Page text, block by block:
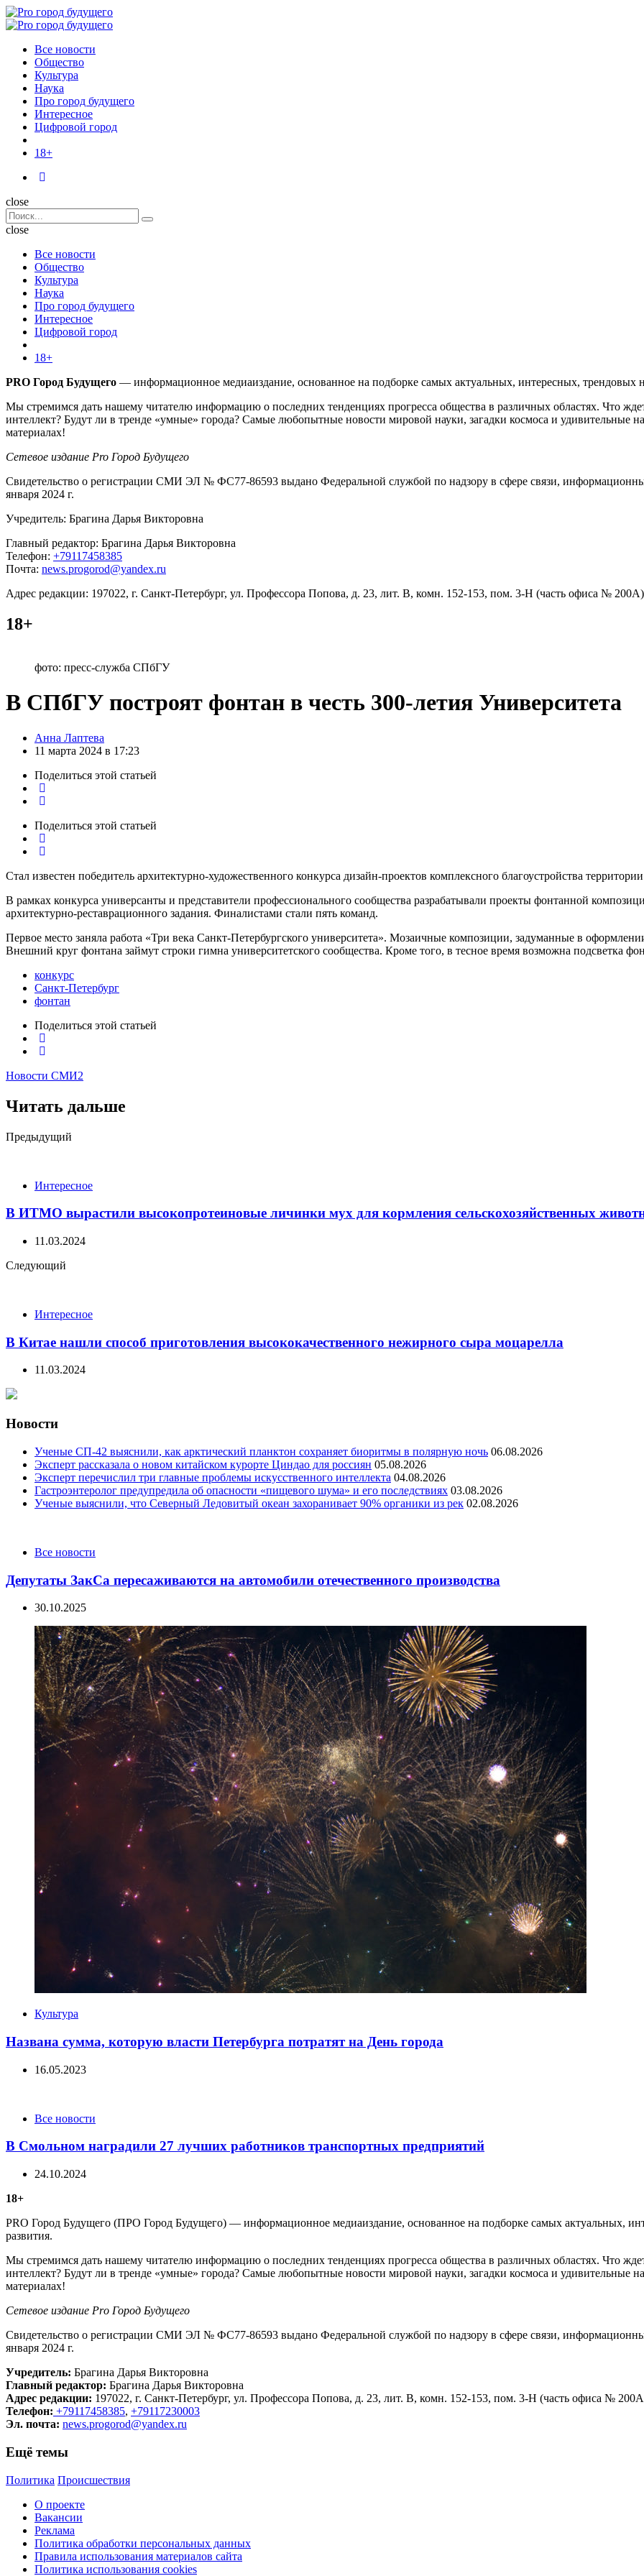
Menu
Поиск
Menu
Pro
Все новости
Общество
Культура
Наука
Про город будущего
Интересное
Цифровой город
18+
Поиск
close
Search
for:
Поиск
close
Все новости
Общество
Культура
Наука
Про город будущего
Интересное
Цифровой город
18+
PRO Город Будущего — информационное медиаиздание, основанное на подборке самых актуальных, интересных, трендовых
Мы стремимся дать нашему читателю информацию о последних тенденциях прогресса общества в различных областях. Что
интеллект? Будут ли в тренде «умные» города? Самые любопытные новости мировой науки, загадки космоса и удивительные
материалах!
Сетевое издание Pro Город Будущего
Свидетельство о регистрации СМИ ЭЛ № ФС77-86593 выдано Федеральной службой по надзору в сфере связи,
января 2024 г.
Учредитель: Брагина Дарья Викторовна
Главный редактор: Брагина Дарья Викторовна
Телефон: +79117458385
Почта: news.progorod@yandex.ru
Адрес редакции: 197022, г. Санкт-Петербург, ул. Профессора Попова, д. 23, лит. В, комн. 152-153, пом. 3-Н (часть офиса № 200А)
18+
фото: пресс-служба СПбГУ
В СПбГУ построят фонтан в честь 300-летия Университета
Posted
by
Анна Лаптева
11 марта 2024 в 17:23
Поделиться этой статьей
Поделиться этой статьей
Стал известен победитель архитектурно-художественного конкурса дизайн-проектов комплексного благоустройства
В рамках конкурса универсанты и представители профессионального сообщества разрабатывали проекты фонтанной
архитектурно-реставрационного задания. Финалистами стали пять команд.
Первое место заняла работа «Три века Санкт-Петербургского университета». Мозаичные композиции, задуманные в
Внешний круг фонтана займут строки гимна университетского сообщества. Кроме того, в тесное время возможна подсветка
конкурс
Санкт-Петербург
фонтан
Поделиться этой статьей
Новости СМИ2
Читать дальше
Post
Предыдущий
Интересное
В ИТМО вырастили высокопротеиновые личинки мух для кормления сельскохозяйственных
11.03.2024
Следующий
Интересное
В Китае нашли способ приготовления высококачественного нежирного сыра моцарелла
11.03.2024
Новости
Ученые СП-42 выяснили, как арктический планктон сохраняет биоритмы в полярную ночь 06.08.2026
Эксперт рассказала о новом китайском курорте Циндао для россиян 05.08.2026
Эксперт перечислил три главные проблемы искусственного интеллекта 04.08.2026
Гастроэнтеролог предупредила об опасности «пищевого шума» и его последствиях 03.08.2026
Ученые выяснили, что Северный Ледовитый океан захоранивает 90% органики из рек 02.08.2026
CategoriesВсе новости
Депутаты ЗакСа пересаживаются на автомобили отечественного производства
30.10.2025
CategoriesКультура
Названа сумма, которую власти Петербурга потратят на День города
16.05.2023
CategoriesВсе новости
В Смольном наградили 27 лучших работников транспортных предприятий
24.10.2024
18+
PRO Город Будущего (ПРО Город Будущего) — информационное медиаиздание, основанное на подборке самых актуальных,
развития.
Мы стремимся дать нашему читателю информацию о последних тенденциях прогресса общества в различных областях. Что
интеллект? Будут ли в тренде «умные» города? Самые любопытные новости мировой науки, загадки космоса и удивительные
материалах!
Сетевое издание Рrо Город Будущего
Свидетельство о регистрации СМИ ЭЛ № ФС77-86593 выдано Федеральной службой по надзору в сфере связи,
января 2024 г.
Учредитель: Брагина Дарья Викторовна
Главный редактор: Брагина Дарья Викторовна
Адрес редакции: 197022, г. Санкт-Петербург, ул. Профессора Попова, д. 23, лит. В, комн. 152-153, пом. 3-Н (часть офиса №
Телефон: +79117458385, +79117230003
Эл. почта: news.progorod@yandex.ru
Ещё темы
Политика Происшествия
О проекте
Вакансии
Реклама
Политика обработки персональных данных
Правила использования материалов сайта
Политика использования cookies